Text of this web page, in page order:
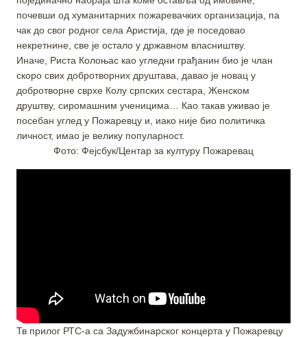
почевши од хуманитарних пожаревачких организација, па
чак до свог родног села Аристија, где је поседовао
некретнине, све је остало у државном власништву.
Иначе, Риста Колоњас као угледни грађанин био је члан
скоро свих добротворних друштава, давао је новац у
добротворне сврхе Колу српских сестара, Женском
друштву, сиромашним ученицима… Као такав уживао је
посебан углед у Пожаревцу и, иако није био политичка
личност, имао је велику популарност.
Фото: Фејсбук/Центар за културу Пожаревац
Тв прилог РТС-а са Задужбинарског концерта у Пожаревцу